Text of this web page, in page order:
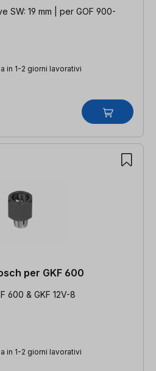
SW: 19 mm | per GOF 900-
in 1-2 giorni lavorativi
per GKF 600
600 & GKF 12V-8
in 1-2 giorni lavorativi